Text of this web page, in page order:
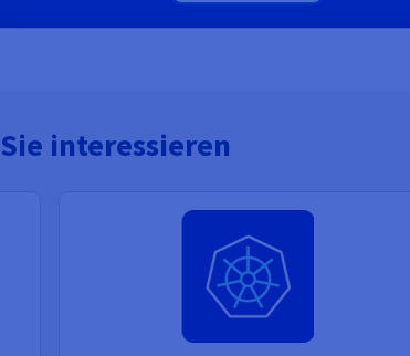
interessieren